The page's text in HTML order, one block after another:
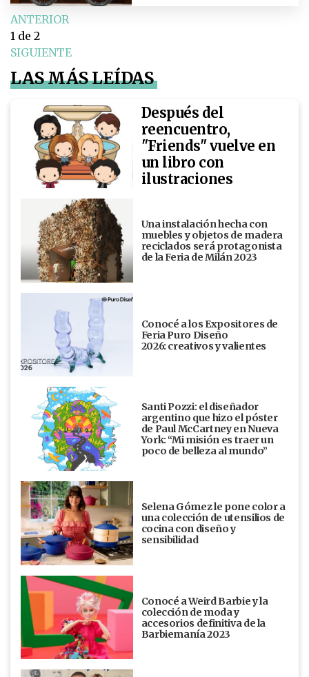
ANTERIOR
1 de 2
SIGUIENTE
LAS MÁS LEÍDAS
Después del
reencuentro,
"Friends" vuelve en
un libro con
ilustraciones
Una instalación hecha con
muebles y objetos de madera
reciclados será protagonista
de la Feria de Milán 2023
Conocé a los Expositores de
Feria Puro Diseño
2026: creativos y valientes
Santi Pozzi: el diseñador
argentino que hizo el póster
de Paul McCartney en Nueva
York: “Mi misión es traer un
poco de belleza al mundo”
Selena Gómez le pone color a
una colección de utensilios de
cocina con diseño y
sensibilidad
Conocé a Weird Barbie y la
colección de moda y
accesorios definitiva de la
Barbiemanía 2023